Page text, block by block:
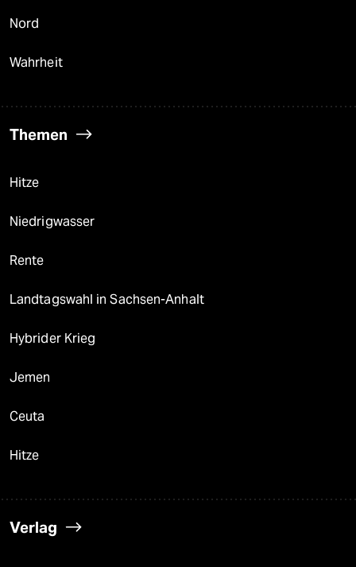
Nord
Wahrheit
Themen
Hitze
Niedrigwasser
Rente
Landtagswahl in Sachsen-Anhalt
Hybrider Krieg
Jemen
Ceuta
Hitze
Verlag